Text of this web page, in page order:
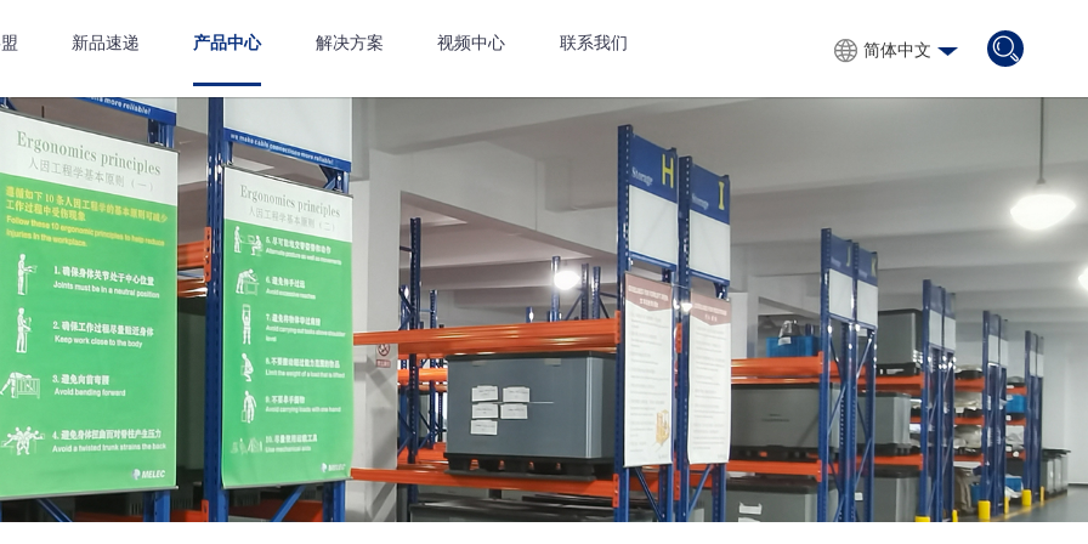
新品速递 产品中心 解决方案 视频中心 联系我们 简体中文
Français
Português